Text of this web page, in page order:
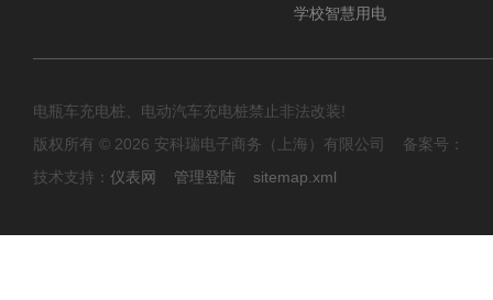
学校智慧用电
电瓶车充电桩、电动汽车充电桩禁止非法改装!
版权所有 © 2026 安科瑞电子商务（上海）有限公司 备案号：
技术支持： 仪表网 管理登陆 sitemap.xml